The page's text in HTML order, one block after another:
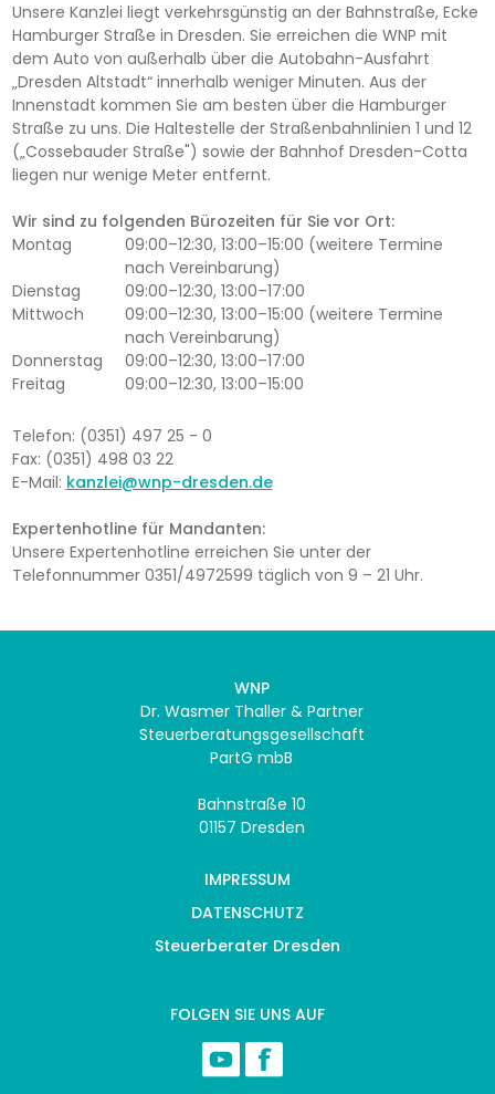
Unsere Kanzlei liegt verkehrsgünstig an der Bahnstraße, Ecke
Hamburger Straße in Dresden. Sie erreichen die WNP mit
dem Auto von außerhalb über die Autobahn-Ausfahrt
„Dresden Altstadt“ innerhalb weniger Minuten. Aus der
Innenstadt kommen Sie am besten über die Hamburger
Straße zu uns. Die Haltestelle der Straßenbahnlinien 1 und 12
(„Cossebauder Straße") sowie der Bahnhof Dresden-Cotta
liegen nur wenige Meter entfernt.
Wir sind zu folgenden Bürozeiten für Sie vor Ort:
Montag
09:00–12:30, 13:00–15:00 (weitere Termine
nach Vereinbarung)
Dienstag
09:00–12:30, 13:00–17:00
Mittwoch
09:00–12:30, 13:00–15:00 (weitere Termine
nach Vereinbarung)
Donnerstag
09:00–12:30, 13:00–17:00
Freitag
09:00–12:30, 13:00–15:00
Telefon: (0351) 497 25 - 0
Fax: (0351) 498 03 22
E-Mail: kanzlei@wnp-dresden.de
Expertenhotline für Mandanten:
Unsere Expertenhotline erreichen Sie unter der
Telefonnummer 0351/4972599 täglich von 9 – 21 Uhr.
WNP
Dr. Wasmer Thaller & Partner
Steuerberatungsgesellschaft
PartG mbB
Bahnstraße 10
01157 Dresden
IMPRESSUM
DATENSCHUTZ
Steuerberater Dresden
FOLGEN SIE UNS AUF